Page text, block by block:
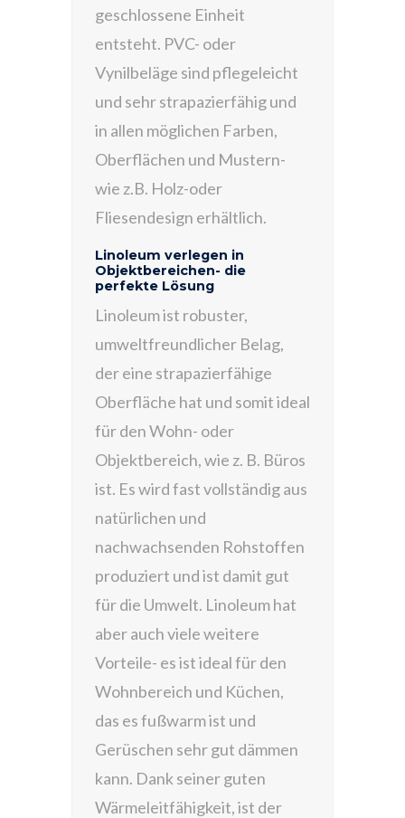
geschlossene Einheit
entsteht. PVC- oder
Vynilbeläge sind pflegeleicht
und sehr strapazierfähig und
in allen möglichen Farben,
Oberflächen und Mustern-
wie z.B. Holz-oder
Fliesendesign erhältlich.
Linoleum verlegen in
Objektbereichen- die
perfekte Lösung
Linoleum ist robuster,
umweltfreundlicher Belag,
der eine strapazierfähige
Oberfläche hat und somit ideal
für den Wohn- oder
Objektbereich, wie z. B. Büros
ist. Es wird fast vollständig aus
natürlichen und
nachwachsenden Rohstoffen
produziert und ist damit gut
für die Umwelt. Linoleum hat
aber auch viele weitere
Vorteile- es ist ideal für den
Wohnbereich und Küchen,
das es fußwarm ist und
Gerüschen sehr gut dämmen
kann. Dank seiner guten
Wärmeleitfähigkeit, ist der